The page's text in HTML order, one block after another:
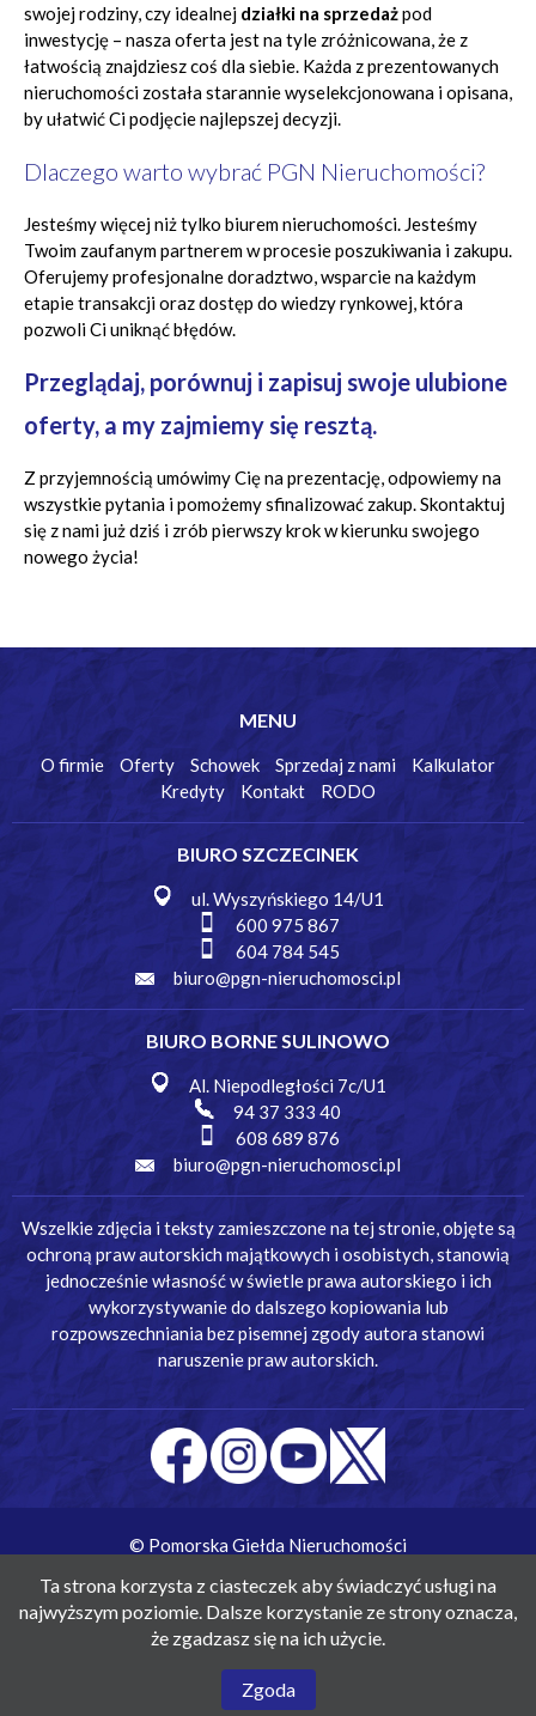
swojej rodziny, czy idealnej działki na sprzedażpod
inwestycję – nasza oferta jest na tyle zróżnicowana, że z
łatwością znajdziesz coś dla siebie. Każda z prezentowanych
nieruchomości została starannie wyselekcjonowana i opisana,
by ułatwić Ci podjęcie najlepszej decyzji.
Dlaczego warto wybrać PGN Nieruchomości?
Jesteśmy więcej niż tylko biurem nieruchomości. Jesteśmy
Twoim zaufanym partnerem w procesie poszukiwania i zakupu.
Oferujemy profesjonalne doradztwo, wsparcie na każdym
etapie transakcji oraz dostęp do wiedzy rynkowej, która
pozwoli Ci uniknąć błędów.
Przeglądaj, porównuj i zapisuj swoje ulubione
oferty, a my zajmiemy się resztą.
Z przyjemnością umówimy Cię na prezentację, odpowiemy na
wszystkie pytania i pomożemy sfinalizować zakup. Skontaktuj
się z nami już dziś i zrób pierwszy krok w kierunku swojego
nowego życia!
MENU
O firmie Oferty Schowek Sprzedaj z nami
Kalkulator
Kredyty
Kontakt RODO
BIURO SZCZECINEK
ul. Wyszyńskiego 14/U1
600 975 867
604 784 545
biuro@pgn-nieruchomosci.pl
BIURO BORNE SULINOWO
Al. Niepodległości 7c/U1
94 37 333 40
608 689 876
biuro@pgn-nieruchomosci.pl
Wszelkie zdjęcia i teksty zamieszczone na tej stronie, objęte są
ochroną praw autorskich majątkowych i osobistych, stanowią
jednocześnie własność w świetle prawa autorskiego i ich
wykorzystywanie do dalszego kopiowania lub
rozpowszechniania bez pisemnej zgody autora stanowi
naruszenie praw autorskich.
© Pomorska Giełda Nieruchomości
Ta strona korzysta z ciasteczek aby świadczyć usługi na
najwyższym poziomie. Dalsze korzystanie ze strony oznacza,
że zgadzasz się na ich użycie.
Zgoda